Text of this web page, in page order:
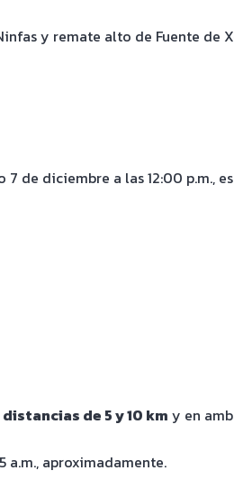
y remate alto de Fuente de
de diciembre a las 12:00 p.m.,
de 5 y 10 km y en
a.m., aproximadamente.